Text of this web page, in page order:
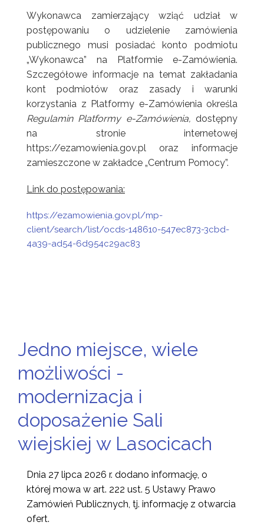
Wykonawca zamierzający wziąć udział w
postępowaniu o udzielenie zamówienia
publicznego musi posiadać konto podmiotu
„Wykonawca” na Platformie e-Zamówienia.
Szczegółowe informacje na temat zakładania
kont podmiotów oraz zasady i warunki
korzystania z Platformy e-Zamówienia określa
Regulamin Platformy e-Zamówienia, dostępny
na stronie internetowej
https://ezamowienia.gov.pl oraz informacje
zamieszczone w zakładce „Centrum Pomocy”.
Link do postępowania:
https://ezamowienia.gov.pl/mp-
client/search/list/ocds-148610-547ec873-3cbd-
4a39-ad54-6d954c29ac83
Jedno miejsce, wiele
możliwości -
modernizacja i
doposażenie Sali
wiejskiej w Lasocicach
Dnia 27 lipca 2026 r. dodano informację, o
której mowa w art. 222 ust. 5 Ustawy Prawo
Zamówień Publicznych, tj. informację z otwarcia
ofert.